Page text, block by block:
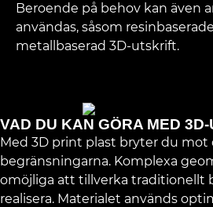
Beroende på behov kan även
användas, såsom
metallbaserad 3D-utskrift.
VAD DU KAN GÖRA MED
Med 3D print plast bryter du mot
begränsningarna. Komplexa
omöjliga att tillverka traditionellt
realisera. Materialet används